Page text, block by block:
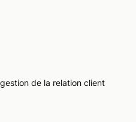
de la relation client